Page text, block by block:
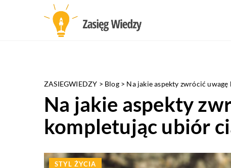
ZASIEGWIEDZY > Blog> Na jakie aspekty zwrócić
Na jakie aspekty
kompletując ubiór
STYL ŻYCIA